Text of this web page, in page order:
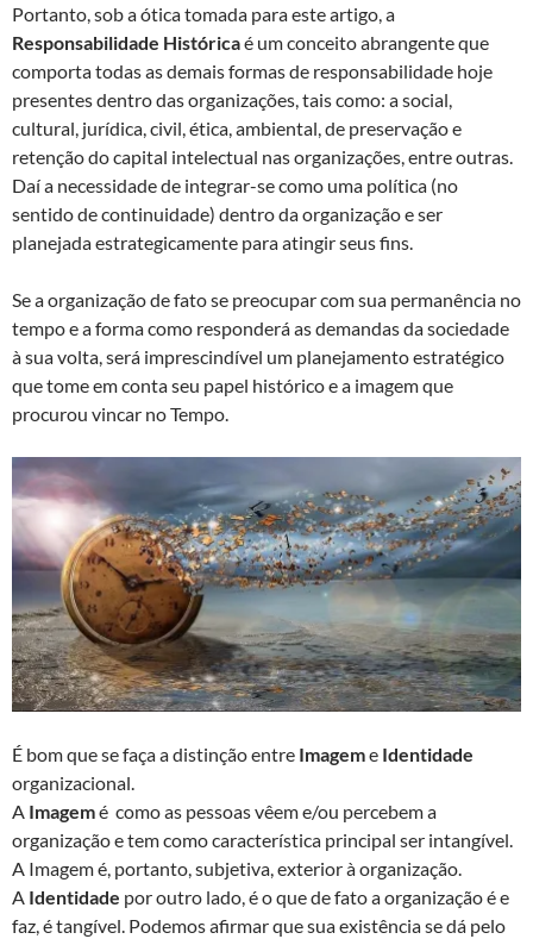
Portanto, sob a ótica tomada para este artigo, a
Responsabilidade Históricaé um conceito abrangente que
comporta todas as demais formas de responsabilidade hoje
presentes dentro das organizações, tais como: a social,
cultural, jurídica, civil, ética, ambiental, de preservação e
retenção do capital intelectual nas organizações, entre outras.
Daí a necessidade de integrar-se como uma política (no
sentido de continuidade) dentro da organização e ser
planejada estrategicamente para atingir seus fins.
Se a organização de fato se preocupar com sua permanência no
tempo e a forma como responderá as demandas da sociedade
à sua volta, será imprescindível um planejamento estratégico
que tome em conta seu papel histórico e a imagem que
procurou vincar no Tempo.
É bom que se faça a distinção entre Imageme Identidade
organizacional.
A Imagemé como as pessoas vêem e/ou percebem a
organização e tem como característica principal ser intangível.
A Imagem é, portanto, subjetiva, exterior à organização.
A Identidade por outro lado, é o que de fato a organização é e
faz, é tangível. Podemos afirmar que sua existência se dá pelo